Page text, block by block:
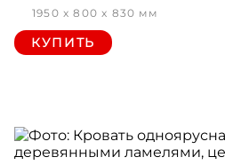
1950 x 800 x 830 мм
КУПИТЬ